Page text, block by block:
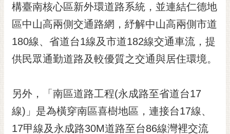
箱
English
日
本
隱
私
權
及
構臺南核心區新外環道路系統，並連結仁德地
區中山高兩側交通路網，紓解中山高兩側市道
180線、省道台1線及市道182線交通車流，提
供民眾通勤道路及較優質之交通與居住環境。
另外，「南區道路工程(永成路至省道台17
線)」是為橫穿南區喜樹地區，連接台17線、
17甲線及永成路30M道路至台86線灣裡交流